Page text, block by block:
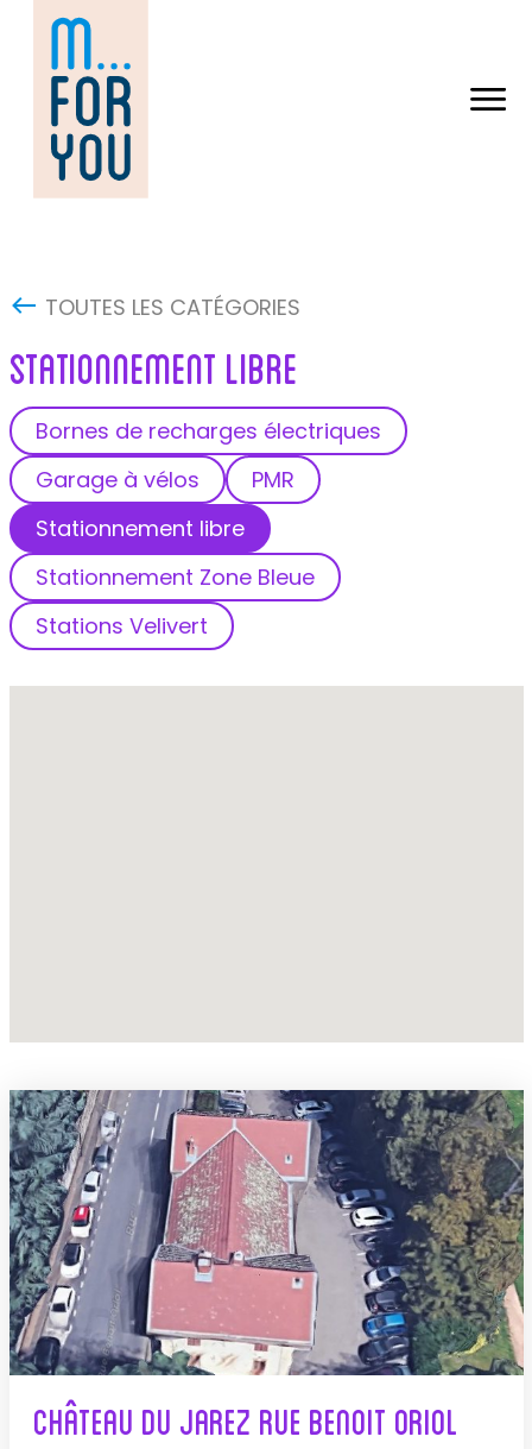
content
TOUTES LES CATÉGORIES
STATIONNEMENT LIBRE
Bornes de recharges électriques
Garage à vélos
PMR
Stationnement libre
Stationnement Zone Bleue
Stations Velivert
Château du Jarez Rue Benoit Oriol